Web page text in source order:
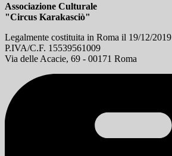
Associazione Culturale
"Circus Karakasciò"
Legalmente costituita in Roma il 19/12/2019
P.IVA/C.F. 15539561009
Via delle Acacie, 69 - 00171 Roma